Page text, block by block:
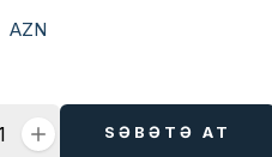
AZN
SƏBƏTƏ AT